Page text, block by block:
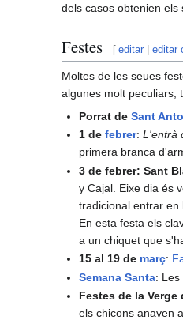
dels casos obtenien els
Festes [ editar |editar
Moltes de les seues
algunes molt peculiars,
Porrat deSant
1 defebrer:L'entrà
primera branca
3 de febrer: Sant
y Cajal. Eixe dia és
tradicional entrar en
En esta festa els
a un chiquet que
15 al 19 de març:
Semana Santa: Les
Festes de la Verge
els chicons anaven